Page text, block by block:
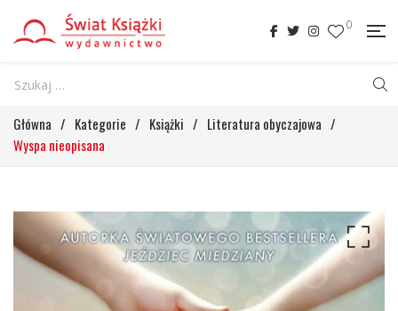
0
Główna / Kategorie / Książki / Literatura obyczajowa /
Wyspa nieopisana